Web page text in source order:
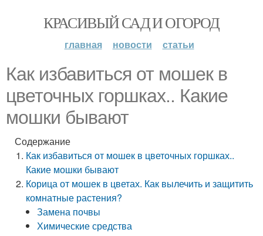
КРАСИВЫЙ САД И ОГОРОД
главная новости статьи
Как избавиться от мошек в
цветочных горшках.. Какие
мошки бывают
Содержание
Как избавиться от мошек в цветочных горшках..
Какие мошки бывают
Корица от мошек в цветах. Как вылечить и защитить
комнатные растения?
Замена почвы
Химические средства